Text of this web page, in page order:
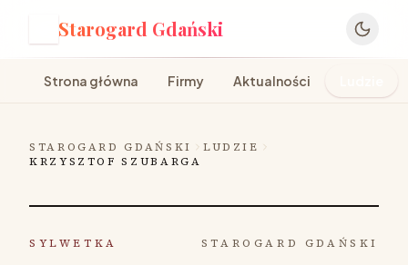
Starogard Gdański
Strona główna Firmy Aktualności
STAROGARD GDAŃSKI
LUDZIE
KRZYSZTOF SZUBARGA
SYLWETKA STAROGARD GDAŃSKI